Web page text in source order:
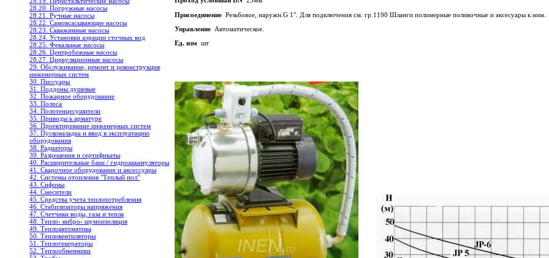
28.20. Погружные насосы
28.21. Ручные насосы
28.22. Самовсасывающие насосы
28.23. Скважинные насосы
28.24. Установки аэрации сточных вод
28.25. Фекальные насосы
28.26. Центробежные насосы
28.27. Циркуляционные насосы
29. Обслуживание, ремонт и реконструкция
инженерных систем
30. Писсуары
31. Поддоны душевые
32. Пожарное оборудование
33. Полоса
34. Полотенцесушители
35. Приводы к арматуре
36. Проектирование инженерных систем
37. Пусконаладка и ввод в эксплуатацию
оборудования
38. Радиаторы
39. Разрешения и сертификаты
40. Расширительные баки / гидроаккамуляторы
41. Сварочное оборудование и аксессуары
42. Системы отопления "Теплый пол"
43. Сифоны
44. Смесители
45. Средства учета теплопотребления
46. Стабилизаторы напряжения
47. Счетчики воды, газа и тепла
48. Тепло- вибро- шумоизоляция
49. Теплоавтоматика
50. Тепловентиляторы
51. Теплогенераторы
52. Теплообменники
Присоединение Резьбовое, наружн.G 1". Для подключения см. гр.1190 Шланги полимерные поливочные и аксесуары к ним.
Управление Автоматическое.
Ед. изм шт